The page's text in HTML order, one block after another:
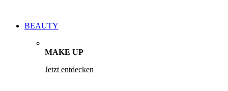
BEAUTY
MAKE UP
Jetzt entdecken